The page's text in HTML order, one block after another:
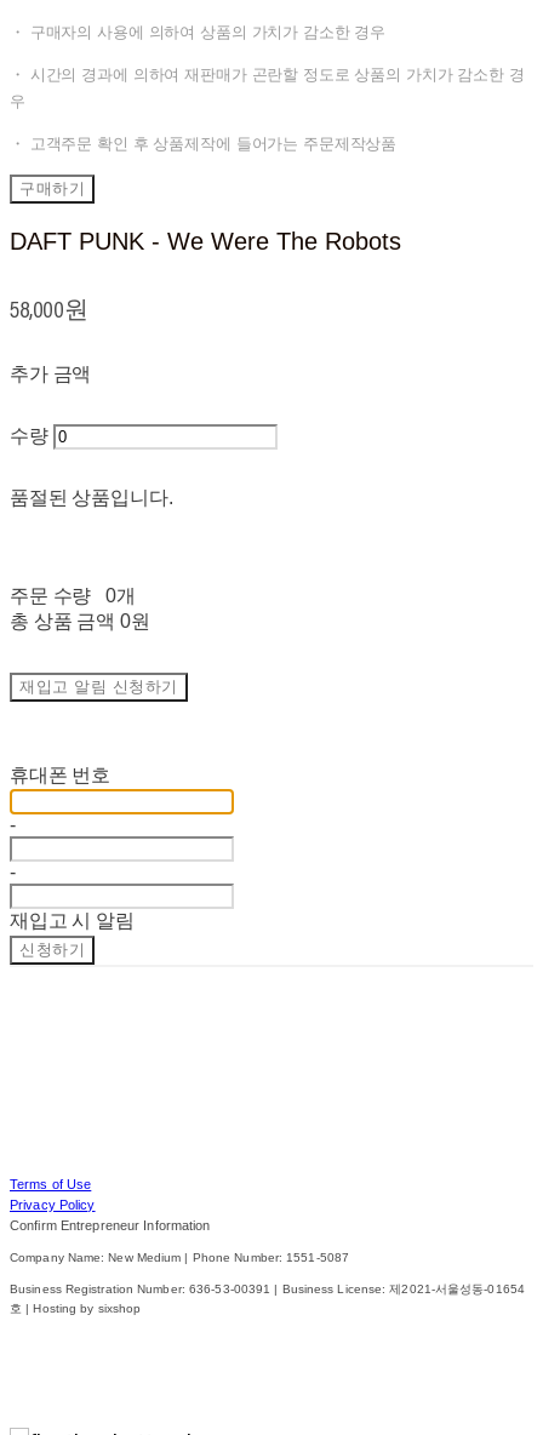
・ 구매자의 사용에 의하여 상품의 가치가 감소한 경우
・ 시간의 경과에 의하여 재판매가 곤란할 정도로 상품의 가치가 감소한 경
우
・ 고객주문 확인 후 상품제작에 들어가는 주문제작상품
구매하기
DAFT PUNK - We Were The Robots
58,000원
추가 금액
수량
품절된 상품입니다.
주문 수량
0개
총 상품 금액 0원
재입고 알림 신청하기
휴대폰 번호
-
-
재입고 시 알림
신청하기
Terms of Use
Privacy Policy
Confirm Entrepreneur Information
Company Name: New Medium | Phone Number: 1551-5087
Business Registration Number: 636-53-00391 | Business License:제2021-서울성동-01654
호 | Hosting by sixshop